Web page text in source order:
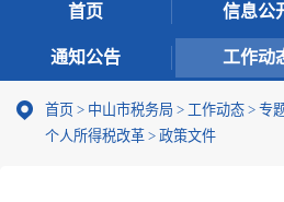
首页 信息公
通知公告 工作动
首页 > 中山市税务局 > 工作动态 > 专
个人所得税改革 > 政策文件